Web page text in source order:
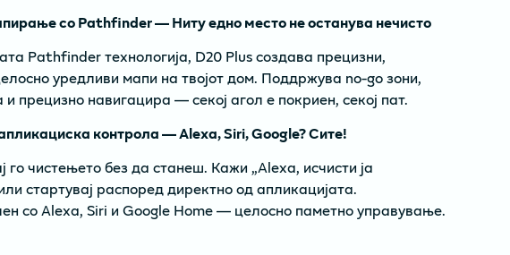
со Pathfinder — Ниту едно место не останува нечисто
Pathfinder технологија, D20 Plus создава прецизни,
уредливи мапи на твојот дом. Поддржува no-go зони,
и прецизно навигацира — секој агол е покриен, секој пат.
контрола — Alexa, Siri, Google? Сите!
го чистењето без да станеш. Кажи „Alexa, исчисти ја
стартувај распоред директно од апликацијата.
со Alexa, Siri и Google Home — целосно паметно управување.